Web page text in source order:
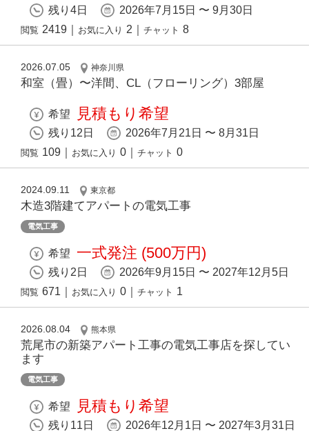
残り4日 2026年7月15日 〜 9月30日
閲覧 2419 お気に入り 2 チャット 8
2026.07.05 神奈川県
和室（畳）〜洋間、CL（フローリング）3部屋
希望 見積もり希望
残り12日 2026年7月21日 〜 8月31日
閲覧 109 お気に入り 0 チャット 0
2024.09.11 東京都
木造3階建てアパートの電気工事
電気工事
希望 一式発注 (500万円)
残り2日 2026年9月15日 〜 2027年12月5日
閲覧 671 お気に入り 0 チャット 1
2026.08.04 熊本県
荒尾市の新築アパート工事の電気工事店を探してい
ます
電気工事
希望 見積もり希望
残り11日 2026年12月1日 〜 2027年3月31日